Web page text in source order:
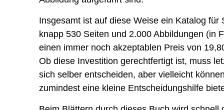
Insgesamt ist auf diese Weise ein Katalog für
knapp 530 Seiten und 2.000 Abbildungen (in
einen immer noch akzeptablen Preis von
Ob diese Investition gerechtfertigt ist, muss
sich selber entscheiden, aber vielleicht
zumindest eine kleine Entscheidungshilfe